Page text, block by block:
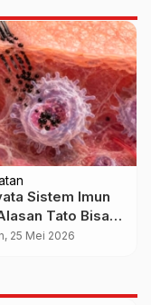
Sistem Imun
Tato Bisa
Bertahun-
25 Mei 2026